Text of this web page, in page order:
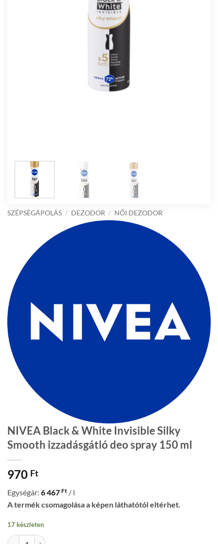
SZÉPSÉGÁPOLÁS / DEZODOR / NŐI DEZODOR
NIVEA Black & White Invisible Silky
Smooth izzadásgátló deo spray 150 ml
970 Ft
Egységár: 6 467 Ft / l
A termék csomagolása a képen láthatótól eltérhet.
17 készleten
NIVEA Black & White Invisible Silky Smooth izzadásgátló deo spray